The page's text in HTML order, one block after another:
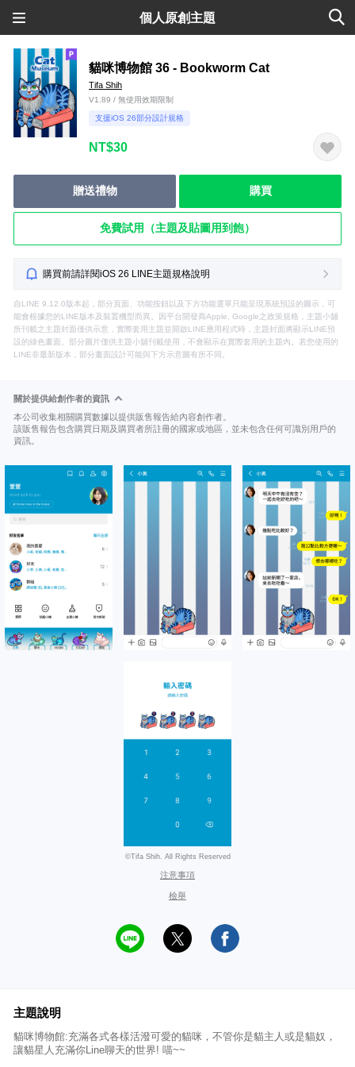
個人原創主題
貓咪博物館 36 - Bookworm Cat
Tifa Shih
V1.89 / 無使用效期限制
支援iOS 26部分設計規格
NT$30
贈送禮物 購買
免費試用（主題及貼圖用到飽）
購買前請詳閱iOS 26 LINE主題規格說明
自LINE 9.12.0版本起，部分頁面、功能按鈕以及下方功能選單只能呈現系統預設的圖示，可
能會根據您的LINE版本及裝置機型而異。因平台開發商Apple, Google之政策規格，主題小舖
所刊載之主題封面僅供示意，實際套用主題並開啟LINE應用程式時，主題封面將顯示LINE預
設的綠色畫面。部分圖片僅供主題小舖刊載使用，不會顯示在實際套用的主題內。若您使用的
LINE非最新版本，部分畫面設計可能與下方示意圖有所不同。
關於提供給創作者的資訊
本公司收集相關購買數據以提供販售報告給內容創作者。
該販售報告包含購買日期及購買者所註冊的國家或地區，並未包含任何可識別用戶的
資訊。
©Tifa Shih. All Rights Reserved
注意事項
檢舉
主題說明
貓咪博物館:充滿各式各樣活潑可愛的貓咪，不管你是貓主人或是貓奴，
讓貓星人充滿你Line聊天的世界! 喵~~